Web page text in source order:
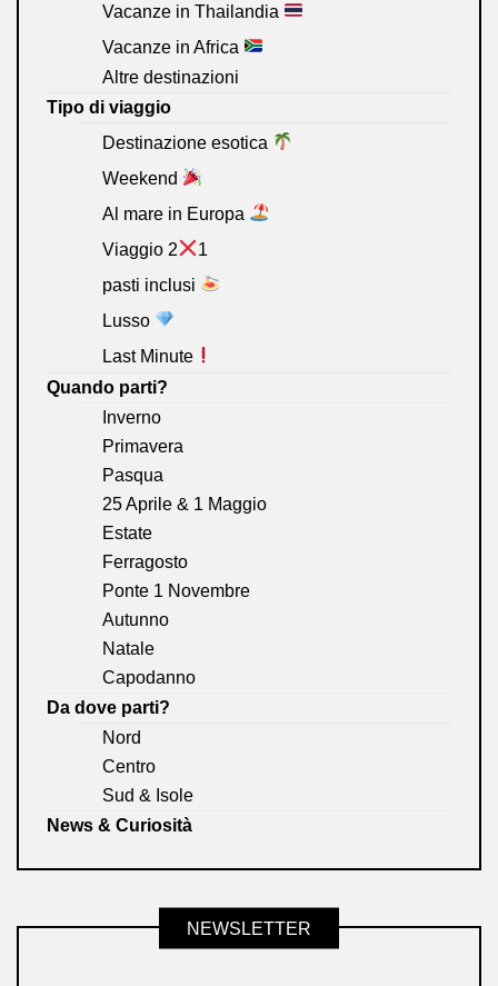
Vacanze in Thailandia
Vacanze in Africa
Altre destinazioni
Tipo di viaggio
Destinazione esotica
Weekend
Al mare in Europa
Viaggio 2
1
pasti inclusi
Lusso
Last Minute
Quando parti?
Inverno
Primavera
Pasqua
25 Aprile & 1 Maggio
Estate
Ferragosto
Ponte 1 Novembre
Autunno
Natale
Capodanno
Da dove parti?
Nord
Centro
Sud & Isole
News & Curiosità
NEWSLETTER